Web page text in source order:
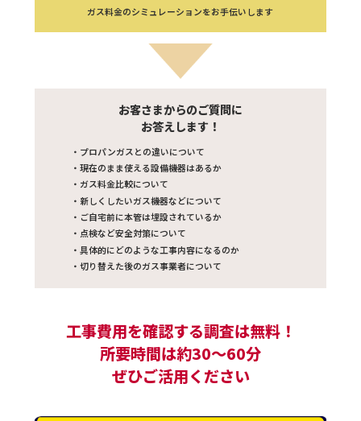
ガス料金のシミュレーションをお手伝いします
お客さまからのご質問に
お答えします！
・プロパンガスとの違いについて
・現在のまま使える設備機器はあるか
・ガス料金比較について
・新しくしたいガス機器などについて
・ご自宅前に本管は埋設されているか
・点検など安全対策について
・具体的にどのような工事内容になるのか
・切り替えた後のガス事業者について
工事費用を確認する調査は無料！
所要時間は約30～60分
ぜひご活用ください